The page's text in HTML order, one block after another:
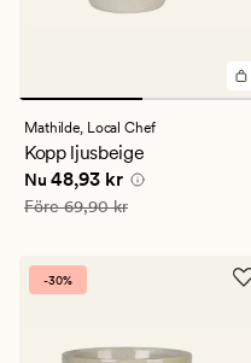
Mathilde, Local Chef
Kopp ljusbeige
Nuvarande pris
Nu 48,93 kr
Ordinarie pris
Före69,90 kr
-30%